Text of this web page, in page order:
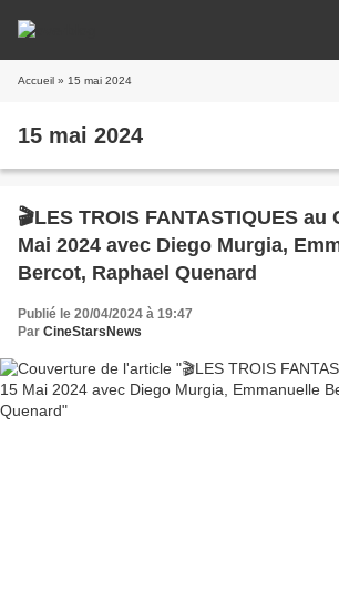
Accueil » 15 mai 2024
15 mai 2024
🎬LES TROIS FANTASTIQUES au
Mai 2024 avec Diego Murgia,
Bercot, Raphael Quenard
Publié le 20/04/2024 à 19:47
Par CineStarsNews